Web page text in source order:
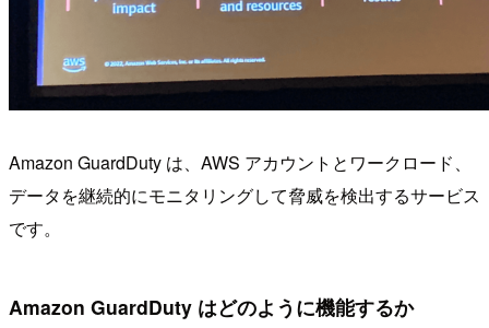
Amazon GuardDuty は、AWS アカウントとワークロード、
データを継続的にモニタリングして脅威を検出するサービス
です。
Amazon GuardDuty はどのように機能するか